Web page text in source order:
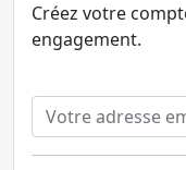
Créez votre
engagement.